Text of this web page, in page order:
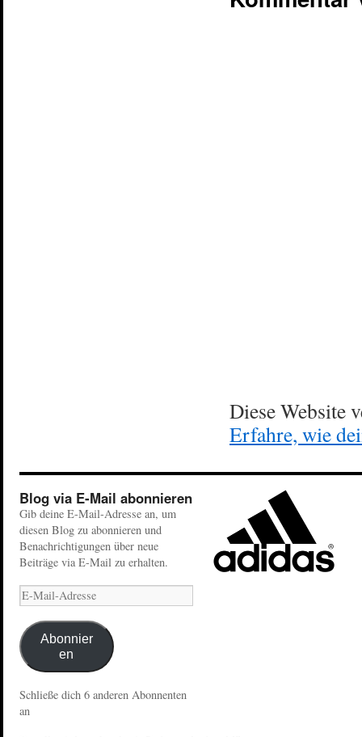
Diese Website
Erfahre, wie
Blog via E-Mail abonnieren
Gib deine E-Mail-Adresse an, um
diesen Blog zu abonnieren und
Benachrichtigungen über neue
Beiträge via E-Mail zu erhalten.
Abonnier
en
Schließe dich 6 anderen Abonnenten
an